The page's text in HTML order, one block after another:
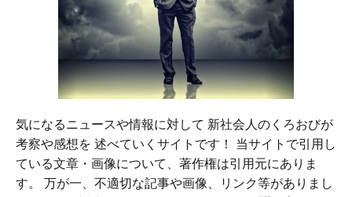
気になるニュースや情報に対して 新社会人のくろおびが
考察や感想を 述べていくサイトです！ 当サイトで引用し
ている文章・画像について、著作権は引用元にありま
す。 万が一、不適切な記事や画像、リンク等がありまし